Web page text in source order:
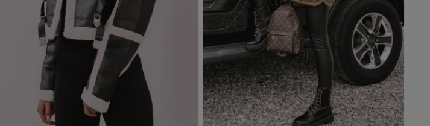
Dodaj do koszyka Dodaj do koszyka